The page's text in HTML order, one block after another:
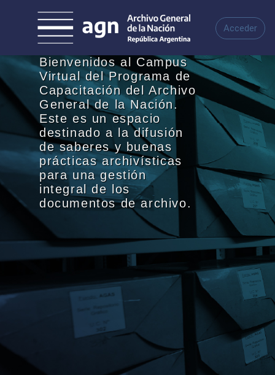
Acceder
Bienvenidos al Campus
Virtual del Programa de
Capacitación del Archivo
General de la Nación.
Este es un espacio
destinado a la difusión
de saberes y buenas
prácticas archivísticas
para una gestión
integral de los
documentos de archivo.